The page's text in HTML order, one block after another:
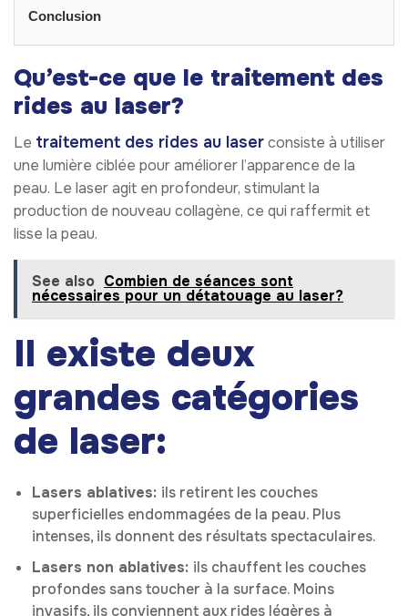
Conclusion
Qu’est-ce que le traitement des
rides au laser?
Le traitement des rides au laserconsiste à utiliser
une lumière ciblée pour améliorer l’apparence de la
peau. Le laser agit en profondeur, stimulant la
production de nouveau collagène, ce qui raffermit et
lisse la peau.
See also Combien de séances sont
nécessaires pour un détatouage au laser?
Il existe deux
grandes catégories
de laser:
Lasers ablatives: ils retirent les couches
superficielles endommagées de la peau. Plus
intenses, ils donnent des résultats spectaculaires.
Lasers non ablatives: ils chauffent les couches
profondes sans toucher à la surface. Moins
invasifs, ils conviennent aux rides légères à